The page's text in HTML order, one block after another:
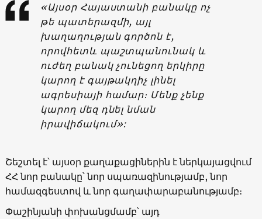
«Այսօր Հայաստանի բանակը ոչ
թե պատերազմի, այլ
խաղաղության գործոն է,
որովհետև պաշտպանունակ և
ուժեղ բանակ չունեցող երկիրը
կարող է գայթակղիչ լինել
ագրեսիայի համար։ Մենք չենք
կարող մեզ դնել նման
իրավիճակում»:
Շեշտել է՝ այսօր քաղաքացիներին է ներկայացվում
ՀՀ նոր բանակը՝ նոր սպառազինությամբ, նոր
համազգեստով և նոր գաղափարաբանությամբ։
Փաշինյանի փոխանցմամբ՝ այդ